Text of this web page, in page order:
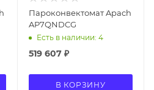
Пароконвектомат Apach
AP7QNDCG
Есть в наличии: 4
519 607₽
В КОРЗИНУ